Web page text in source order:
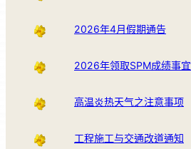
2026年4月假期通告
2026年领取SPM成绩事宜
高温炎热天气之注意事项
工程施工与交通改道通知